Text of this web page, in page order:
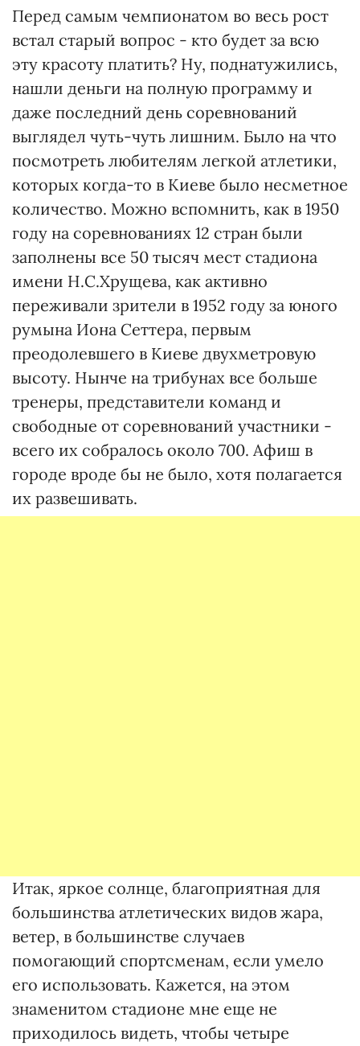
Перед самым чемпионатом во весь рост
встал старый вопрос - кто будет за всю
эту красоту платить? Ну, поднатужились,
нашли деньги на полную программу и
даже последний день соревнований
выглядел чуть-чуть лишним. Было на что
посмотреть любителям легкой атлетики,
которых когда-то в Киеве было несметное
количество. Можно вспомнить, как в 1950
году на соревнованиях 12 стран были
заполнены все 50 тысяч мест стадиона
имени Н.С.Хрущева, как активно
переживали зрители в 1952 году за юного
румына Иона Сеттера, первым
преодолевшего в Киеве двухметровую
высоту. Нынче на трибунах все больше
тренеры, представители команд и
свободные от соревнований участники -
всего их собралось около 700. Афиш в
городе вроде бы не было, хотя полагается
их развешивать.
Итак, яркое солнце, благоприятная для
большинства атлетических видов жара,
ветер, в большинстве случаев
помогающий спортсменам, если умело
его использовать. Кажется, на этом
знаменитом стадионе мне еще не
приходилось видеть, чтобы четыре